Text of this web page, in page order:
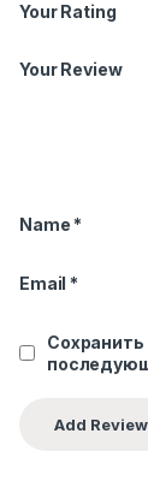
Your Rating
Your Review
Name *
Email *